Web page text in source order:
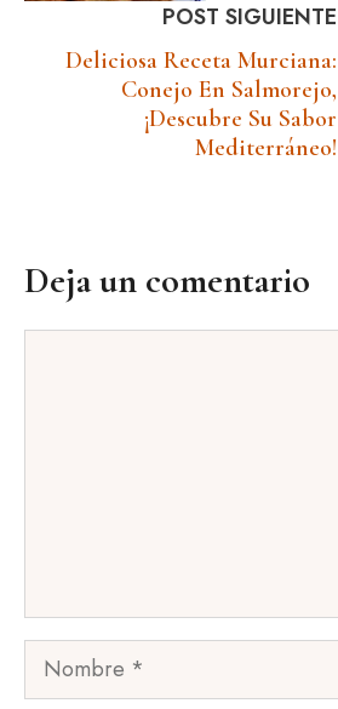
POST SIGUIENTE
Deliciosa Receta Murciana:
Conejo En Salmorejo,
¡descubre Su Sabor
Mediterráneo!
Deja un comentario
Nombre